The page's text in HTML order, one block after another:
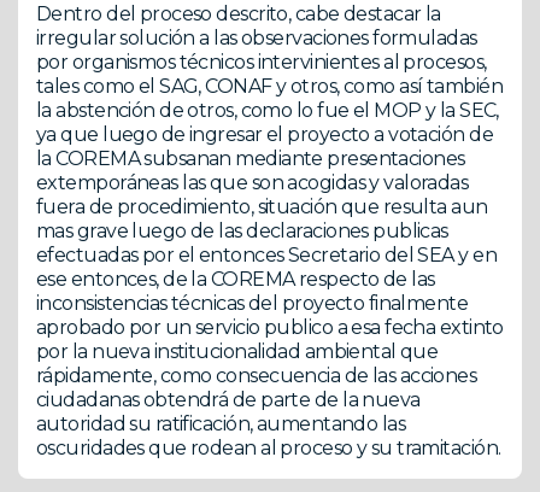
Dentro del proceso descrito, cabe destacar la
irregular solución a las observaciones formuladas
por organismos técnicos intervinientes al procesos,
tales como el SAG, CONAF y otros, como así también
la abstención de otros, como lo fue el MOP y la SEC,
ya que luego de ingresar el proyecto a votación de
la COREMA subsanan mediante presentaciones
extemporáneas las que son acogidas y valoradas
fuera de procedimiento, situación que resulta aun
mas grave luego de las declaraciones publicas
efectuadas por el entonces Secretario del SEA y en
ese entonces, de la COREMA respecto de las
inconsistencias técnicas del proyecto finalmente
aprobado por un servicio publico a esa fecha extinto
por la nueva institucionalidad ambiental que
rápidamente, como consecuencia de las acciones
ciudadanas obtendrá de parte de la nueva
autoridad su ratificación, aumentando las
oscuridades que rodean al proceso y su tramitación.